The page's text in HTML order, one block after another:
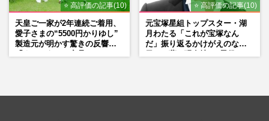
⭐ 高評価の記事(10)
天皇ご一家が2年連続ご着用、
愛子さまの“5500円かりゆし”
製造元が明かす驚きの反響
⭐ 高評価の記事(10)
元宝塚星組トップスター・湖
月わたる「これが宝塚なん
だ」振り返るかけがえのない